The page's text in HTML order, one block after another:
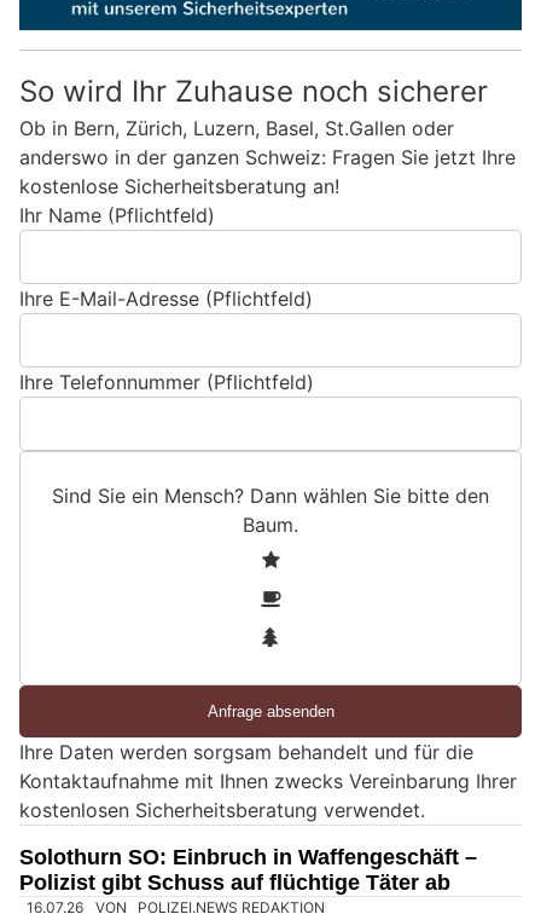
So wird Ihr Zuhause noch sicherer
Ob in Bern, Zürich, Luzern, Basel, St.Gallen oder
anderswo in der ganzen Schweiz: Fragen Sie jetzt Ihre
kostenlose Sicherheitsberatung an!
Ihr Name (Pflichtfeld)
Ihre E-Mail-Adresse (Pflichtfeld)
Ihre Telefonnummer (Pflichtfeld)
Sind Sie ein Mensch? Dann wählen Sie bitte den
Baum.
e
i
n
e
n
Ihre Daten werden sorgsam behandelt und für die
Kontaktaufnahme mit Ihnen zwecks Vereinbarung Ihrer
kostenlosen Sicherheitsberatung verwendet.
Solothurn SO: Einbruch in Waffengeschäft –
Polizist gibt Schuss auf flüchtige Täter ab